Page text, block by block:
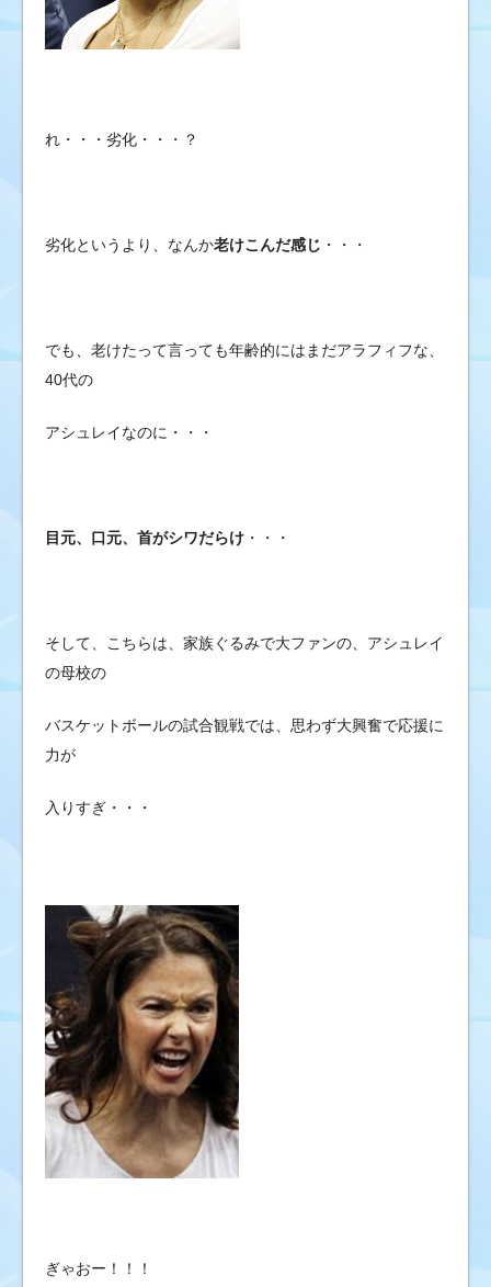
れ・・・劣化・・・？
劣化というより、なんか老けこんだ感じ ・・・
でも、老けたって言っても年齢的にはまだアラフィフな、
40代の
アシュレイなのに・・・
目元、口元、首がシワだらけ ・・・
そして、こちらは、家族ぐるみで大ファンの、アシュレイ
の母校の
バスケットボールの試合観戦では、思わず大興奮で応援に
力が
入りすぎ・・・
ぎゃおー！！！